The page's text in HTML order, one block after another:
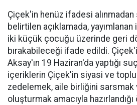
Çiçek'in henüz ifadesi
belirtilen açıklamada,
iki küçük çocuğu üzerinde geri
bırakabileceği ifade edildi.
Aksay'ın 19 Haziran'da yaptığı
içeriklerin Çiçek'in siyasi ve
zedelemek, aile birliğini sarsmak
oluşturmak amacıyla